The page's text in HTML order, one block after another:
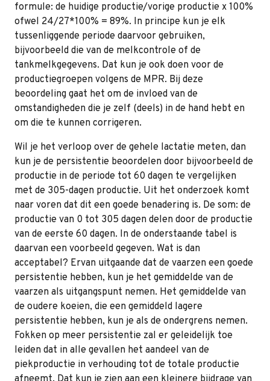
formule: de huidige productie/vorige productie x 100%
ofwel 24/27*100% = 89%. In principe kun je elk
tussenliggende periode daarvoor gebruiken,
bijvoorbeeld die van de melkcontrole of de
tankmelkgegevens. Dat kun je ook doen voor de
productiegroepen volgens de MPR. Bij deze
beoordeling gaat het om de invloed van de
omstandigheden die je zelf (deels) in de hand hebt en
om die te kunnen corrigeren.
Wil je het verloop over de gehele lactatie meten, dan
kun je de persistentie beoordelen door bijvoorbeeld de
productie in de periode tot 60 dagen te vergelijken
met de 305-dagen productie. Uit het onderzoek komt
naar voren dat dit een goede benadering is. De som: de
productie van 0 tot 305 dagen delen door de productie
van de eerste 60 dagen. In de onderstaande tabel is
daarvan een voorbeeld gegeven. Wat is dan
acceptabel? Ervan uitgaande dat de vaarzen een goede
persistentie hebben, kun je het gemiddelde van de
vaarzen als uitgangspunt nemen. Het gemiddelde van
de oudere koeien, die een gemiddeld lagere
persistentie hebben, kun je als de ondergrens nemen.
Fokken op meer persistentie zal er geleidelijk toe
leiden dat in alle gevallen het aandeel van de
piekproductie in verhouding tot de totale productie